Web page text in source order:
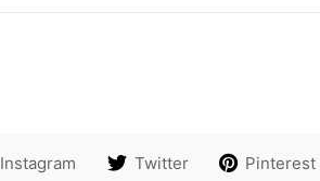
Instagram Twitter Pinterest